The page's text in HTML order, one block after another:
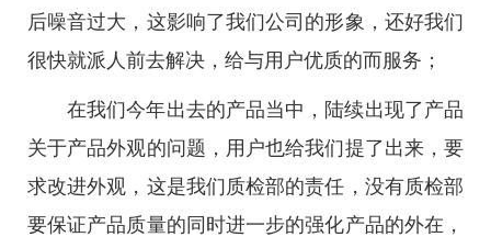
后噪音过大，这影响了我们公司的形象，还好我们
很快就派人前去解决，给与用户优质的而服务；
在我们今年出去的产品当中，陆续出现了产品
关于产品外观的问题，用户也给我们提了出来，要
求改进外观，这是我们质检部的责任，没有质检部
要保证产品质量的同时进一步的强化产品的外在，